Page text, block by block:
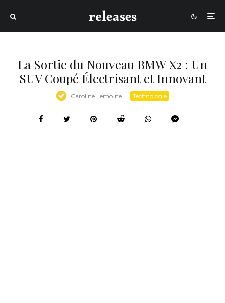
La Sortie du Nouveau BMW X2 : Un
SUV Coupé Électrisant et Innovant
Caroline Lemoine · Technologie